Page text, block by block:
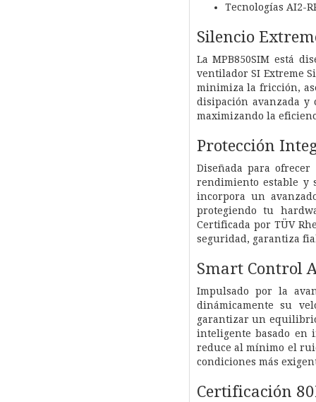
Tecnologías AI2-
Silencio
La MPB850SIM está
ventilador SI Extreme
minimiza la fricción,
disipación avanzada
maximizando la
Protección
Diseñada para
rendimiento estable y
incorpora un
protegiendo tu
Certificada por TÜV
seguridad, garantiza
Smart Control
Impulsado por la
dinámicamente su
garantizar un
inteligente basado
reduce al mínimo el
condiciones más
Certificación